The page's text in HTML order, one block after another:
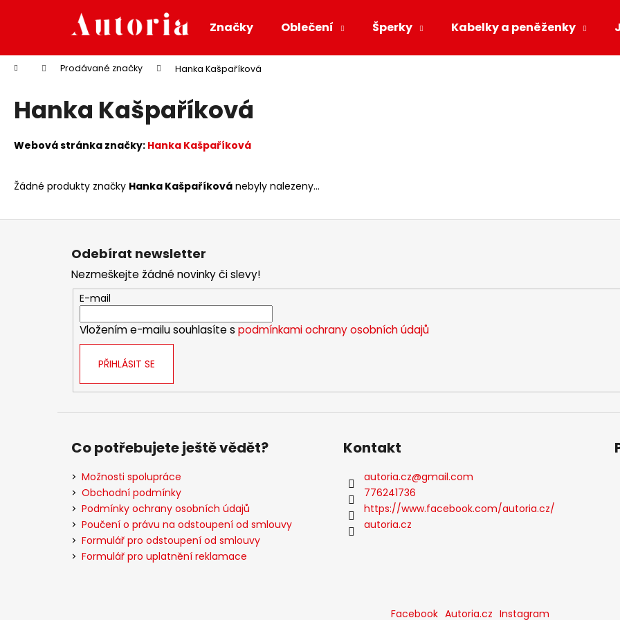
Značky Oblečení Šperky Kabelky a peněženky
Domů Prodávané značky Hanka Kašpaříková
Hanka Kašpaříková
Webová stránka značky: Hanka Kašpaříková
Žádné produkty značky Hanka Kašpaříková nebyly nalezeny...
í
Zpět
do
obchodu
Zpět
do
obchodu
Z
Odebírat newsletter
Nezmeškejte žádné novinky či slevy!
E-mail
Vložením e-mailu souhlasíte s podmínkami ochrany osobních údajů
PŘIHLÁSIT SE
Co potřebujete ještě vědět?
Možnosti spolupráce
Obchodní podmínky
Podmínky ochrany osobních údajů
Poučení o právu na odstoupení od smlouvy
Formulář pro odstoupení od smlouvy
Formulář pro uplatnění reklamace
Kontakt
autoria.cz@gmail.com
776241736
https://www.facebook.com/autoria.cz/
autoria.cz
Facebook Autoria.cz Instagram